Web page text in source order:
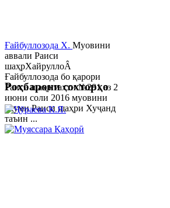
Ғайбуллозода Х. Муовини
аввали Раиси
шаҳрХайруллоÂ
Ғайбуллозода бо қарори
Раиси шаҳр таҳти №281 аз 2
июни соли 2016 муовини
якуми Раиси шаҳри Хуҷанд
таъин ...
Роҳбарони сохторҳо